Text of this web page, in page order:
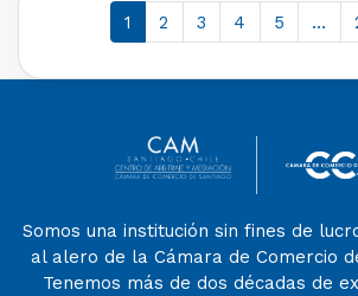
1 2 3 4 5 …
Somos una institución sin fines de
al alero de la Cámara de Comercio
Tenemos más de dos décadas de